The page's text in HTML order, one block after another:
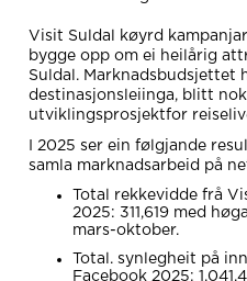
Visit Suldal køyrd
bygge opp om ei heilårig
Suldal. Marknadsbudsjettet
destinasjonsleiinga, blitt
utviklingsprosjektfor
I 2025 ser ein følgjande
samla marknadsarbeid på
Total rekkevidde frå
2025: 311,619 med
mars-oktober.
Total. synlegheit på
Facebook 2025: